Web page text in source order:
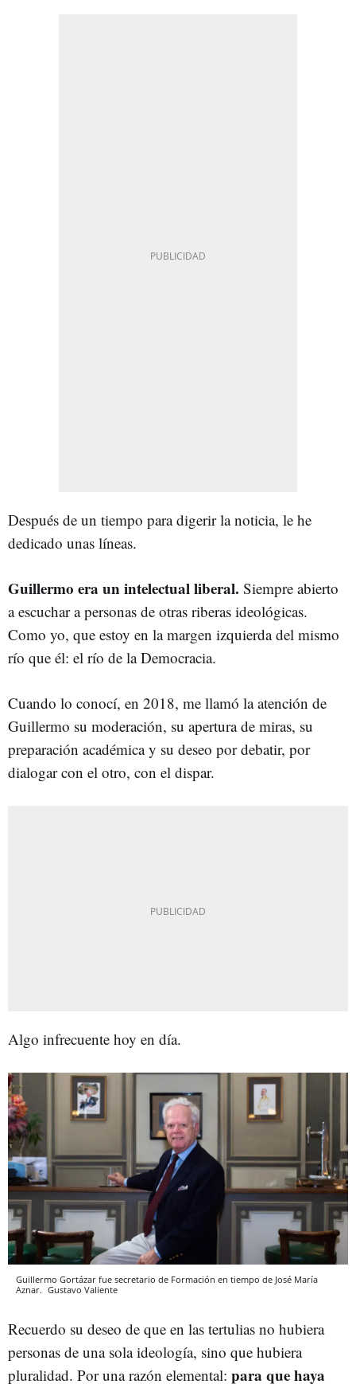
Después de un tiempo para digerir la noticia, le he
dedicado unas líneas.
Guillermo era un intelectual liberal. Siempre abierto
a escuchar a personas de otras riberas ideológicas.
Como yo, que estoy en la margen izquierda del mismo
río que él: el río de la Democracia.
Cuando lo conocí, en 2018, me llamó la atención de
Guillermo su moderación, su apertura de miras, su
preparación académica y su deseo por debatir, por
dialogar con el otro, con el dispar.
Algo infrecuente hoy en día.
Guillermo Gortázar fue secretario de Formación en tiempo de José María
Aznar. Gustavo Valiente
Recuerdo su deseo de que en las tertulias no hubiera
personas de una sola ideología, sino que hubiera
pluralidad. Por una razón elemental: para que haya